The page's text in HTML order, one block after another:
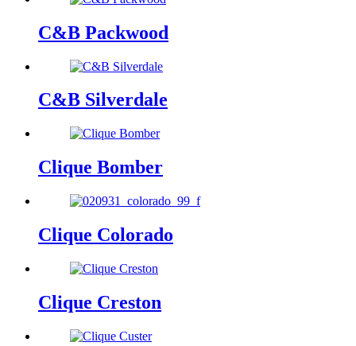
C&B Packwood
C&B Silverdale
Clique Bomber
Clique Colorado
Clique Creston